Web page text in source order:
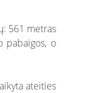
561 metras
pabaigos, o
ateities